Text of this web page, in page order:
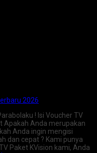
2026
! Isi Voucher TV
Apakah Anda merupakan
Anda ingin mengisi
dan cepat ? Kami punya
Paket KVision kami, Anda